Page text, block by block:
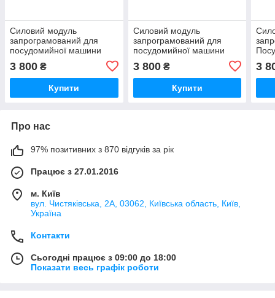
Силовий модуль
запрограмований для
посудомийної машини
3 800 ₴
Купити
Силовий модуль
запрограмований для
посудомийної машини
3 800₴
Купити
3
Про нас
97% позитивних з 870 відгуків за рік
Працює з 27.01.2016
м. Київ
вул. Чистяківська, 2А, 03062, Київська область, Київ,
Україна
Контакти
Сьогодні працює з 09:00 до 18:00
Показати весь графік роботи